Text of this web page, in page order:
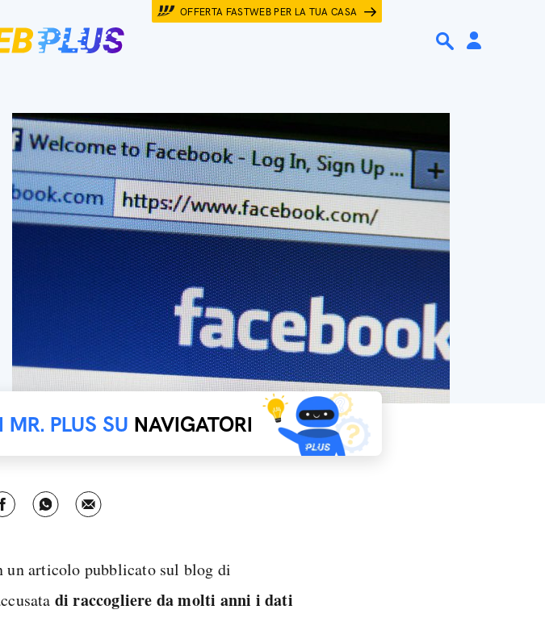
OFFERTA FASTWEB PER LA TUA CASA
PLUS SU NAVIGATORI
un articolo pubblicato sul blog di
di raccogliere da molti anni i dati